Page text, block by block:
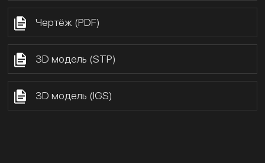
Чертёж (PDF)
3D модель (STP)
3D модель (IGS)